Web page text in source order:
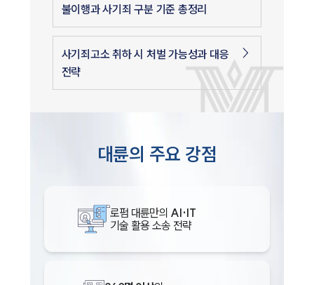
인재채용
만화로 보는 사례
불이행과 사기죄 구분 기준 총정리
사기죄고소 취하 시 처벌 가능성과 대응
전략
대륜의 주요 강점
로펌 대륜만의 AI·IT
기술 활용 소송 전략